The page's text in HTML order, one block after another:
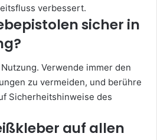
verbessert.
sicher in
Verwende immer den
zu vermeiden, und berühre
Sicherheitshinweise des
auf allen